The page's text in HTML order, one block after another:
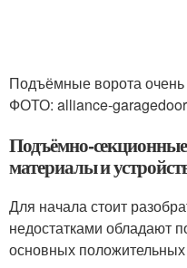
Подъёмные ворота
ФОТО: alliance-
Подъёмно-
материалы и
Для начала стоит
недостатками обладают
основных